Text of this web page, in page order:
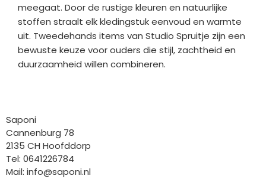
meegaat. Door de rustige kleuren en natuurlijke
stoffen straalt elk kledingstuk eenvoud en warmte
uit. Tweedehands items van Studio Spruitje zijn een
bewuste keuze voor ouders die stijl, zachtheid en
duurzaamheid willen combineren.
Saponi
Cannenburg 78
2135 CH Hoofddorp
Tel: 0641226784
Mail: info@saponi.nl